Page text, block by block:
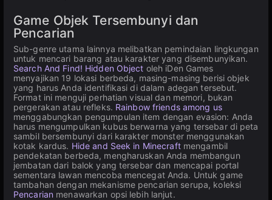
Game Objek Tersembunyi dan
Pencarian
Sub-genre utama lainnya melibatkan pemindaian lingkungan
untuk mencari barang atau karakter yang disembunyikan.
Search And Find! Hidden Object oleh iDen Games
menyajikan 19 lokasi berbeda, masing-masing berisi objek
yang harus Anda identifikasi di dalam adegan tersebut.
Format ini menguji perhatian visual dan memori, bukan
pergerakan atau refleks. Rainbow friends among us
menggabungkan pengumpulan item dengan evasion: Anda
harus mengumpulkan kubus berwarna yang tersebar di peta
sambil bersembunyi dari karakter monster menggunakan
kotak kardus. Hide and Seek in Minecraftmengambil
pendekatan berbeda, mengharuskan Anda membangun
jembatan dari balok yang tersebar dan mencapai portal
sementara lawan mencoba mencegat Anda. Untuk game
tambahan dengan mekanisme pencarian serupa, koleksi
Pencarian menawarkan opsi lebih lanjut.